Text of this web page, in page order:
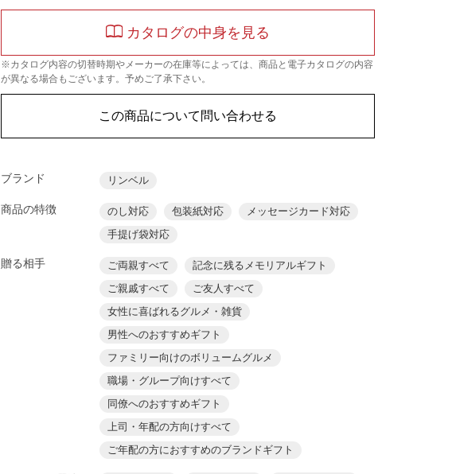
カタログの中身を見る
※カタログ内容の切替時期やメーカーの在庫等によっては、商品と電子カタログの内容
が異なる場合もございます。予めご了承下さい。
この商品について問い合わせる
ブランド リンベル
商品の特徴 のし対応 包装紙対応
メッセージカード対応
手提げ袋対応
贈る相手 ご両親すべて
記念に残るメモリアルギフト
ご親戚すべて
ご友人すべて
女性に喜ばれるグルメ・雑貨
男性へのおすすめギフト
ファミリー向けのボリュームグルメ
職場・グループ向けすべて
同僚へのおすすめギフト
上司・年配の方向けすべて
ご年配の方におすすめのブランドギフト